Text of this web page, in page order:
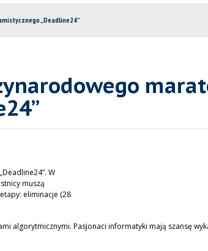
„Deadline24”
W
muszą
eliminacje (28
algorytmicznymi. Pasjonaci informatyki mają szansę